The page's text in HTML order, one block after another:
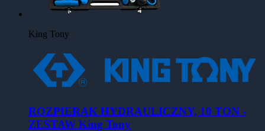
King Tony
ROZPIERAK HYDRAULICZNY, 10 TON -
ZESTAW King Tony